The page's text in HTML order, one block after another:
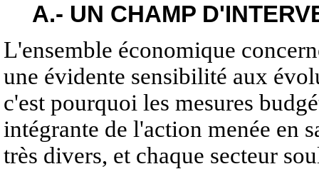
A.- UN CHAMP
L'ensemble économique
une évidente sensibilité aux
c'est pourquoi les mesures
intégrante de l'action menée en
très divers, et chaque secteur